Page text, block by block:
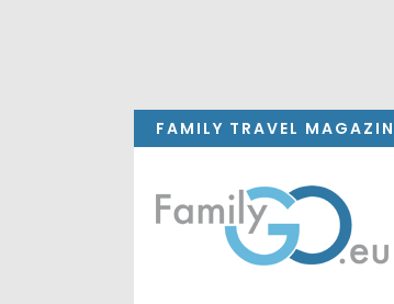
FAMILY TRAVEL